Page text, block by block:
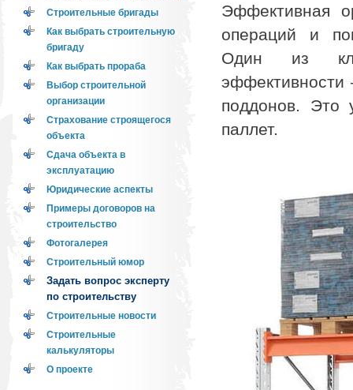
Строительные бригады
Как выбрать строительную
бригаду
Как выбрать прораба
Выбор строительной
организации
Страхование строящегося
объекта
Сдача объекта в
эксплуатацию
Юридические аспекты
Примеры договоров на
строительство
Фотогалерея
Строительный юмор
Задать вопрос эксперту
по строительству
Строительные новости
Строительные
калькуляторы
О проекте
Эффективная
операций и
Один из
эффективности
поддонов. Это
паллет.